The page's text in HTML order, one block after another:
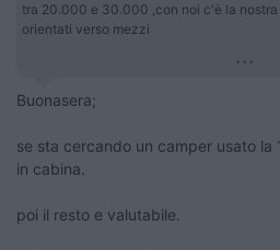
tra 20.000 e 30.000 ,con noi c'è la nostra
orientati verso mezzi
...
Buonasera;
se sta cercando un camper usato la
in cabina.
poi il resto e valutabile.